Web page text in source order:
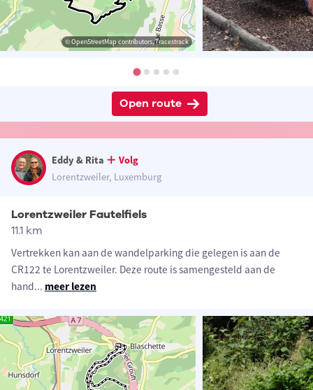
© OpenStreetMap contributors, Tracestrack
Open route
Eddy & Rita
Volg
Lorentzweiler, Luxemburg
Lorentzweiler Fautelfiels
11.1 km
Vertrekken kan aan de wandelparking die gelegen is aan de
CR122 te Lorentzweiler. Deze route is samengesteld aan de
hand... meer lezen